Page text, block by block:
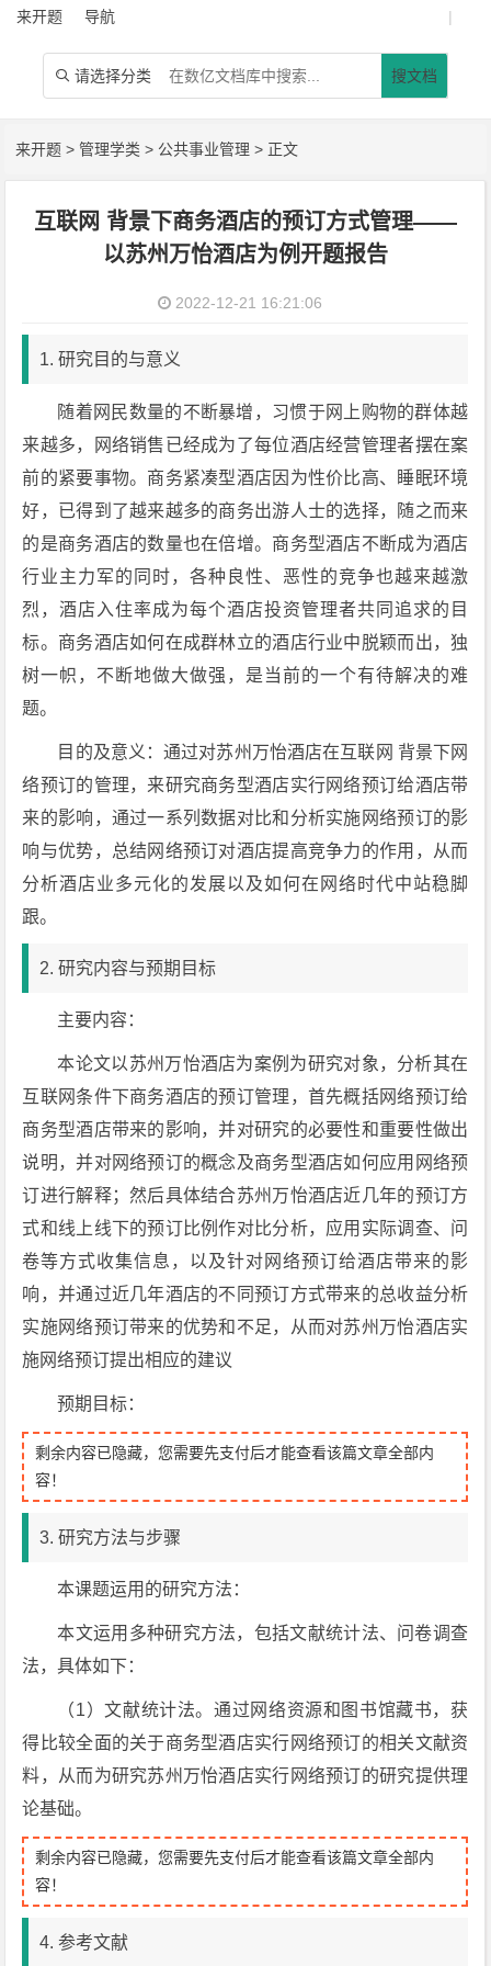
来开题 导航 |
 请选择分类 搜文档
来开题 >管理学类 > 公共事业管理 > 正文
互联网 背景下商务酒店的预订方式管理——
以苏州万怡酒店为例开题报告
2022-12-21 16:21:06
1. 研究目的与意义
随着网民数量的不断暴增，习惯于网上购物的群体越
来越多，网络销售已经成为了每位酒店经营管理者摆在案
前的紧要事物。商务紧凑型酒店因为性价比高、睡眠环境
好，已得到了越来越多的商务出游人士的选择，随之而来
的是商务酒店的数量也在倍增。商务型酒店不断成为酒店
行业主力军的同时，各种良性、恶性的竞争也越来越激
烈，酒店入住率成为每个酒店投资管理者共同追求的目
标。商务酒店如何在成群林立的酒店行业中脱颖而出，独
树一帜，不断地做大做强，是当前的一个有待解决的难
题。
目的及意义：通过对苏州万怡酒店在互联网 背景下网
络预订的管理，来研究商务型酒店实行网络预订给酒店带
来的影响，通过一系列数据对比和分析实施网络预订的影
响与优势，总结网络预订对酒店提高竞争力的作用，从而
分析酒店业多元化的发展以及如何在网络时代中站稳脚
跟。
2. 研究内容与预期目标
主要内容：
本论文以苏州万怡酒店为案例为研究对象，分析其在
互联网条件下商务酒店的预订管理，首先概括网络预订给
商务型酒店带来的影响，并对研究的必要性和重要性做出
说明，并对网络预订的概念及商务型酒店如何应用网络预
订进行解释；然后具体结合苏州万怡酒店近几年的预订方
式和线上线下的预订比例作对比分析，应用实际调查、问
卷等方式收集信息，以及针对网络预订给酒店带来的影
响，并通过近几年酒店的不同预订方式带来的总收益分析
实施网络预订带来的优势和不足，从而对苏州万怡酒店实
施网络预订提出相应的建议
预期目标：
剩余内容已隐藏，您需要先支付后才能查看该篇文章全部内
容！
3. 研究方法与步骤
本课题运用的研究方法：
本文运用多种研究方法，包括文献统计法、问卷调查
法，具体如下：
（1）文献统计法。通过网络资源和图书馆藏书，获
得比较全面的关于商务型酒店实行网络预订的相关文献资
料，从而为研究苏州万怡酒店实行网络预订的研究提供理
论基础。
剩余内容已隐藏，您需要先支付后才能查看该篇文章全部内
容！
4. 参考文献